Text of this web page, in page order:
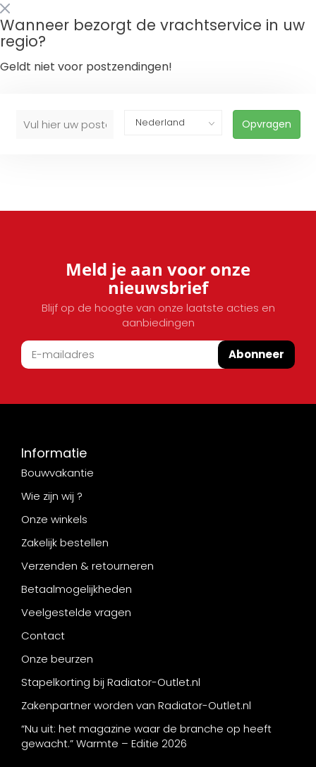
Wanneer bezorgt de vrachtservice in uw
regio?
Geldt niet voor postzendingen!
Opvragen
Meld je aan voor onze
nieuwsbrief
Blijf op de hoogte van onze laatste acties en
aanbiedingen
Abonneer
Informatie
Bouwvakantie
Wie zijn wij ?
Onze winkels
Zakelijk bestellen
Verzenden & retourneren
Betaalmogelijkheden
Veelgestelde vragen
Contact
Onze beurzen
Stapelkorting bij Radiator-Outlet.nl
Zakenpartner worden van Radiator-Outlet.nl
“Nu uit: het magazine waar de branche op heeft
gewacht.” Warmte – Editie 2026